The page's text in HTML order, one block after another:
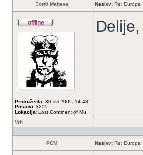
Cort0 Maltese Naslov: Re: Europa
Pridružen/a: 30 svi 2009, 14:48
Postovi: 3255
Lokacija: Lost Continent of Mu
Vrh
PCM Naslov: Re: Europa